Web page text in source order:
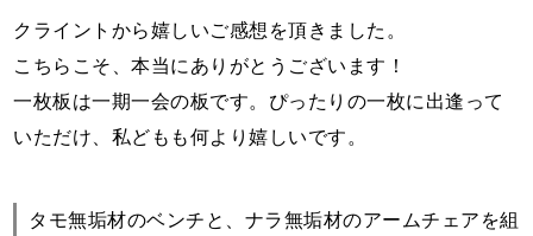
クライントから嬉しいご感想を頂きました。
こちらこそ、本当にありがとうございます！
一枚板は一期一会の板です。ぴったりの一枚に出逢って
いただけ、私どもも何より嬉しいです。
タモ無垢材のベンチと、ナラ無垢材のアームチェアを組